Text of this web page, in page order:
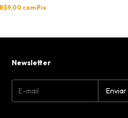
R$9,00 com Pix
Newsletter